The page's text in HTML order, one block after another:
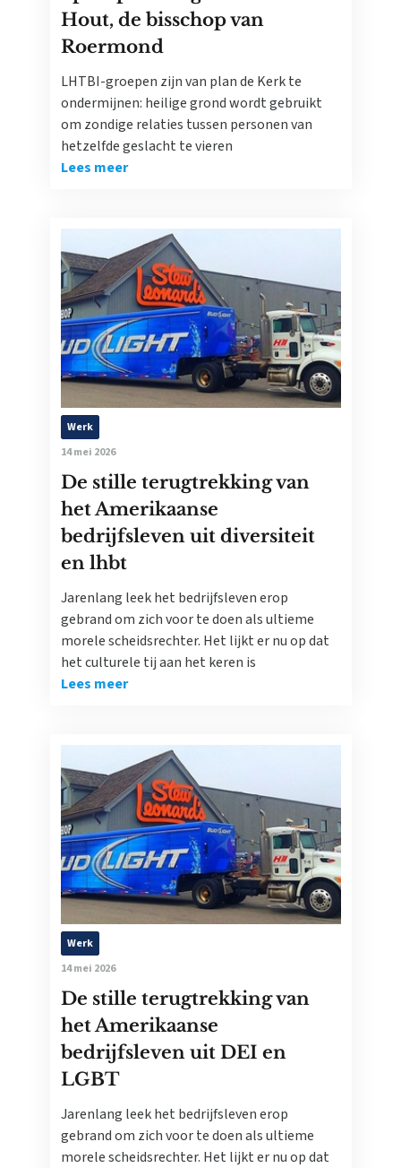
Hout, de bisschop van
Roermond
LHTBI-groepen zijn van plan de Kerk te
ondermijnen: heilige grond wordt gebruikt
om zondige relaties tussen personen van
hetzelfde geslacht te vieren
Lees meer
Werk
14 mei 2026
De stille terugtrekking van
het Amerikaanse
bedrijfsleven uit diversiteit
en lhbt
Jarenlang leek het bedrijfsleven erop
gebrand om zich voor te doen als ultieme
morele scheidsrechter. Het lijkt er nu op dat
het culturele tij aan het keren is
Lees meer
Werk
14 mei 2026
De stille terugtrekking van
het Amerikaanse
bedrijfsleven uit DEI en
LGBT
Jarenlang leek het bedrijfsleven erop
gebrand om zich voor te doen als ultieme
morele scheidsrechter. Het lijkt er nu op dat